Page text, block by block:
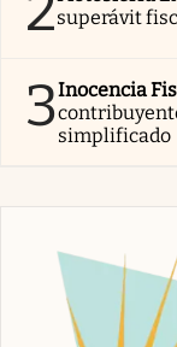
superávit
3Inocencia
simplificado